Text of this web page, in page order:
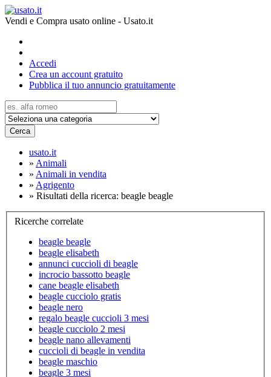
Vendi e Compra usato online - Usato.it
Accedi
Crea un account gratuito
Pubblica il tuo annuncio gratuitamente
Cerca
usato.it
» Animali
» Animali in vendita
» Agrigento
» Risultati della ricerca: beagle beagle
Ricerche correlate
beagle beagle
beagle elisabeth
annunci cuccioli di beagle
incrocio bassotto beagle
cane beagle elisabeth
beagle cucciolo gratis
beagle nero
regalo beagle cuccioli 3 mesi
beagle cucciolo 2 mesi
beagle nano allevamenti
cuccioli di beagle in vendita
beagle maschio
beagle 3 mesi